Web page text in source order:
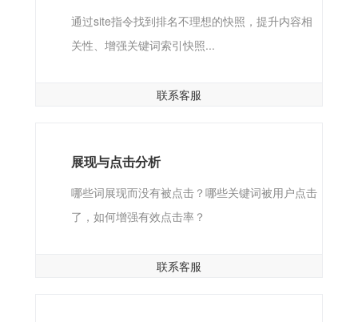
通过site指令找到排名不理想的快照，提升内容相
关性、增强关键词索引快照...
联系客服
展现与点击分析
哪些词展现而没有被点击？哪些关键词被用户点击
了，如何增强有效点击率？
联系客服